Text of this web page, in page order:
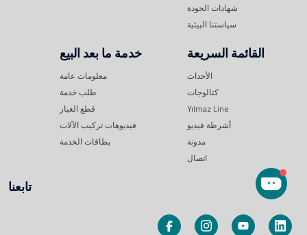
شهادات الجودة
سياستنا البيئية
القائمة السريعة
الأحداث
كتالوجات
Yılmaz Line
أشرطة فيديو
مدونة
اتصال
خدمة ما بعد البيع
معلومات عامة
طلب خدمة
قطع الغيار
فيديوهات تركيب الآلات
بطاقات الخدمة
تابعنا